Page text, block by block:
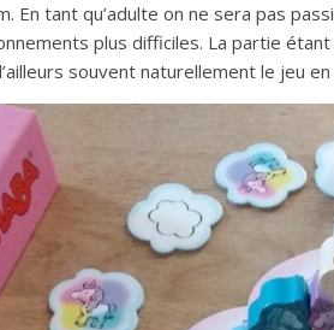
En tant qu’adulte on ne sera pas
plus difficiles. La partie
souvent naturellement le jeu